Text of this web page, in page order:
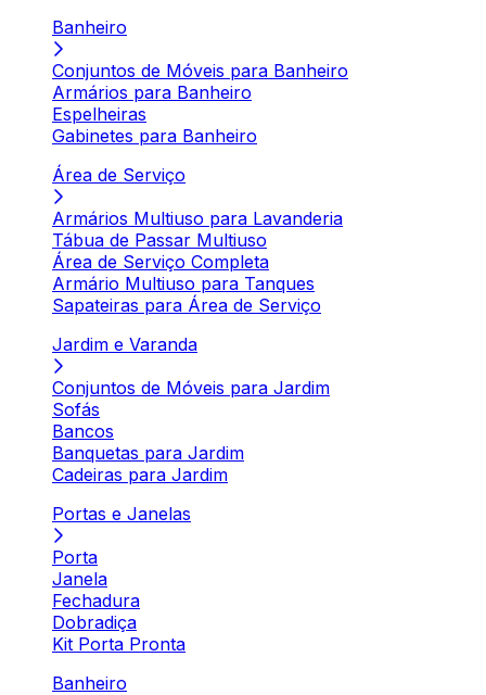
Banheiro
Conjuntos de Móveis para Banheiro
Armários para Banheiro
Espelheiras
Gabinetes para Banheiro
Área de Serviço
Armários Multiuso para Lavanderia
Tábua de Passar Multiuso
Área de Serviço Completa
Armário Multiuso para Tanques
Sapateiras para Área de Serviço
Jardim e Varanda
Conjuntos de Móveis para Jardim
Sofás
Bancos
Banquetas para Jardim
Cadeiras para Jardim
Portas e Janelas
Porta
Janela
Fechadura
Dobradiça
Kit Porta Pronta
Banheiro